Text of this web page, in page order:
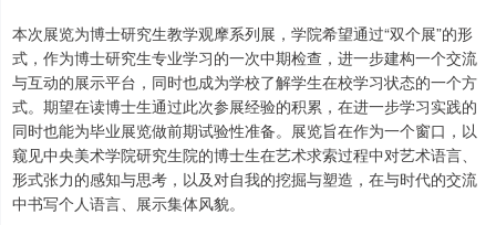
本次展览为博士研究生教学观摩系列展，学院希望通过“双个展”的形
式，作为博士研究生专业学习的一次中期检查，进一步建构一个交流
与互动的展示平台，同时也成为学校了解学生在校学习状态的一个方
式。期望在读博士生通过此次参展经验的积累，在进一步学习实践的
同时也能为毕业展览做前期试验性准备。展览旨在作为一个窗口，以
窥见中央美术学院研究生院的博士生在艺术求索过程中对艺术语言、
形式张力的感知与思考，以及对自我的挖掘与塑造，在与时代的交流
中书写个人语言、展示集体风貌。